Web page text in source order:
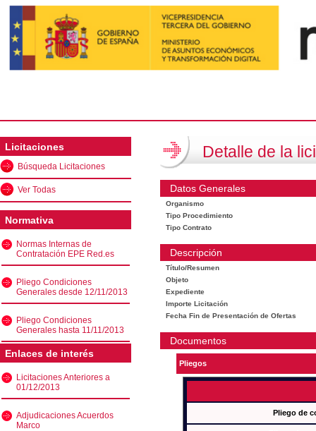
Licitaciones
Búsqueda Licitaciones
Ver Todas
Normativa
Normas Internas de
Contratación EPE Red.es
Pliego Condiciones
Generales desde 12/11/2013
Pliego Condiciones
Generales hasta 11/11/2013
Enlaces de interés
Licitaciones Anteriores a
01/12/2013
Adjudicaciones Acuerdos
Marco
Detalle de la
Datos Generales
Organismo
Tipo Procedimiento
Tipo Contrato
Descripción
Título/Resumen
Objeto
Expediente
Importe Licitación
Fecha Fin de Presentación de Ofertas
Documentos
Pliegos
Pliego de